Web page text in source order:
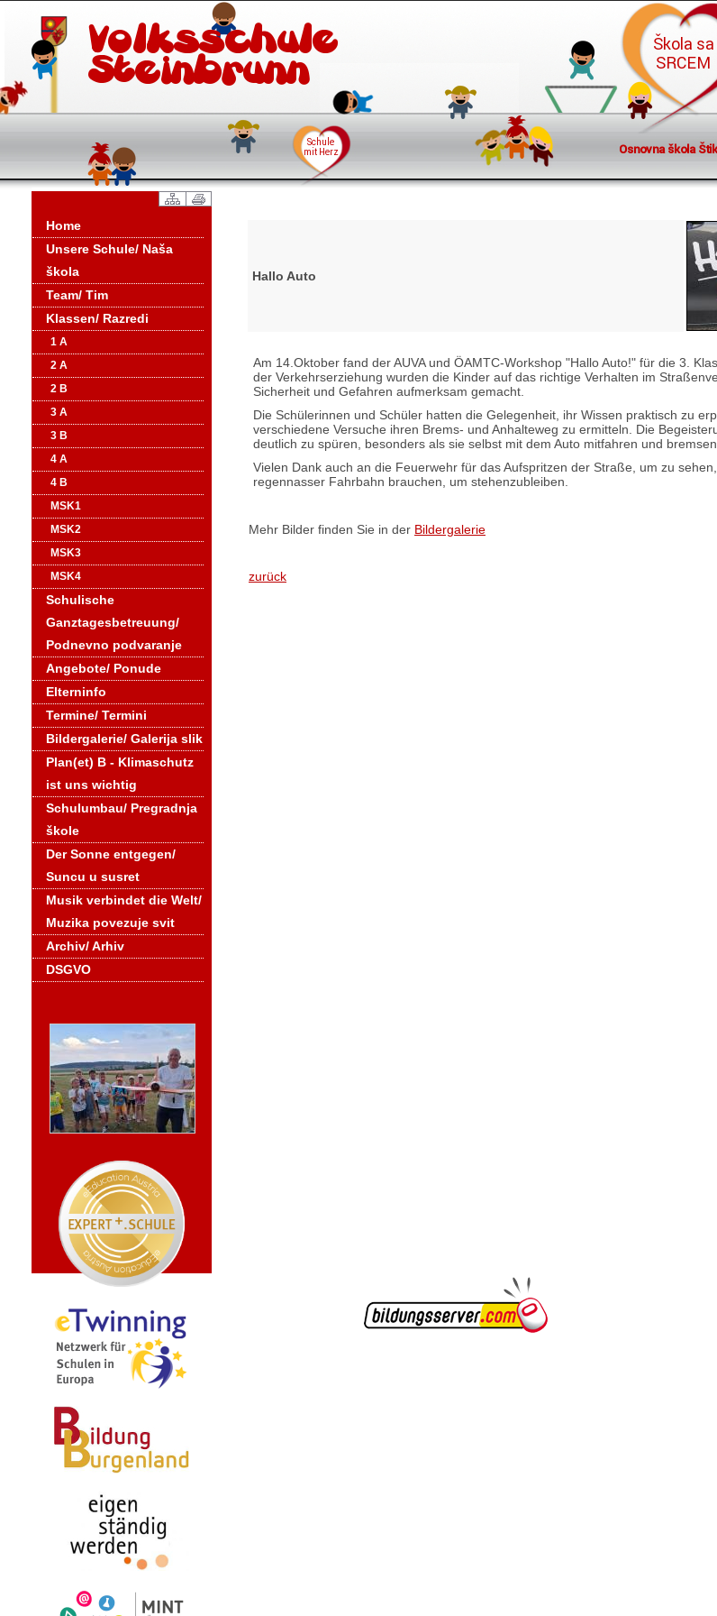
Home
Unsere Schule/ Naša
škola
Team/ Tim
Klassen/ Razredi
1 A
2 A
2 B
3 A
3 B
4 A
4 B
MSK1
MSK2
MSK3
MSK4
Schulische
Ganztagesbetreuung/
Podnevno podvaranje
Angebote/ Ponude
Elterninfo
Termine/ Termini
Bildergalerie/ Galerija slik
Plan(et) B - Klimaschutz
ist uns wichtig
Schulumbau/ Pregradnja
škole
Der Sonne entgegen/
Suncu u susret
Musik verbindet die Welt/
Muzika povezuje svit
Archiv/ Arhiv
DSGVO
Hallo Auto
Am 14.Oktober fand der AUVA und ÖAMTC-Workshop "Hallo Auto!" für die 3.
der Verkehrserziehung wurden die Kinder auf das richtige Verhalten im
Sicherheit und Gefahren aufmerksam gemacht.
Die Schülerinnen und Schüler hatten die Gelegenheit, ihr Wissen praktisch zu
verschiedene Versuche ihren Brems- und Anhalteweg zu ermitteln. Die
deutlich zu spüren, besonders als sie selbst mit dem Auto mitfahren und
Vielen Dank auch an die Feuerwehr für das Aufspritzen der Straße, um zu
regennasser Fahrbahn brauchen, um stehenzubleiben.
Mehr Bilder finden Sie in der Bildergalerie
zurück